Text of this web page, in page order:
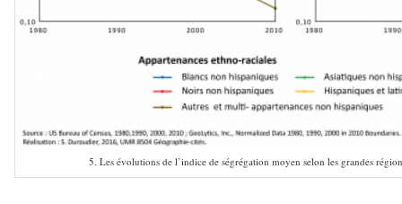
5. Les évolutions de l’indice de ségrégation moyen selon les grandes